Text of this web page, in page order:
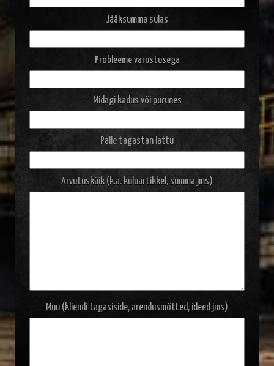
Jääksumma sulas
Probleeme varustusega
Midagi kadus või purunes
Palle tagastan lattu
Arvutuskäik (k.a. kuluartikkel, summa jms)
Muu (kliendi tagasiside, arendusmõtted, ideed jms)